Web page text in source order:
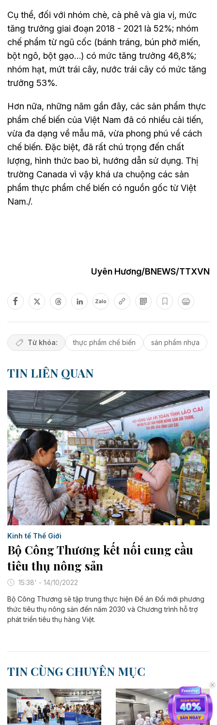
Cụ thể, đối với nhóm chè, cà phê và gia vị, mức
tăng trưởng giai đoạn 2018 - 2021 là 52%; nhóm
chế phẩm từ ngũ cốc (bánh tráng, bún phở miến,
bột ngô, bột gạo…) có mức tăng trưởng 46,8%;
nhóm hạt, mứt trái cây, nước trái cây có mức tăng
trưởng 53%.
Hơn nữa, những năm gần đây, các sản phẩm thực
phẩm chế biến của Việt Nam đã có nhiều cải tiến,
vừa đa dạng về mẫu mã, vừa phong phú về cách
chế biến. Đặc biệt, đã rất chú trọng đến chất
lượng, hình thức bao bì, hướng dẫn sử dụng. Thị
trường Canada vì vậy khá ưa chuộng các sản
phẩm thực phẩm chế biến có nguồn gốc từ Việt
Nam./.
Uyên Hương/BNEWS/TTXVN
Zalo
Từ khóa: thực phẩm chế biến sản phẩm nhựa
TIN LIÊN QUAN
Kinh tế Thế Giới
Bộ Công Thương kết nối cung cầu
tiêu thụ nông sản
15:38' - 14/10/2022
Bộ Công Thương sẽ tập trung thực hiện Đề án Đổi mới phương
thức tiêu thụ nông sản đến năm 2030 và Chương trình hỗ trợ
phát triển tiêu thụ hàng Việt.
TIN CÙNG CHUYÊN MỤC